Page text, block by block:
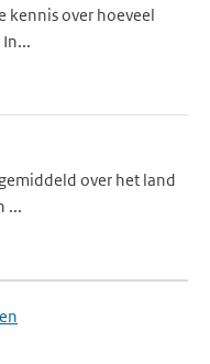
kennis over hoeveel
over het land
...